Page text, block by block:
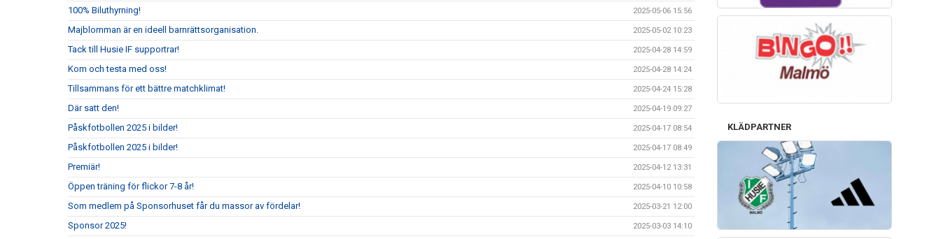
100% Biluthyrning! 2025-05-06 15:56
Majblomman är en ideell barnrättsorganisation. 2025-05-02 10:23
Tack till Husie IF supportrar! 2025-04-28 14:59
Kom och testa med oss! 2025-04-28 14:24
Tillsammans för ett bättre matchklimat! 2025-04-24 15:28
Där satt den! 2025-04-19 09:27
Påskfotbollen 2025 i bilder! 2025-04-17 08:54
Påskfotbollen 2025 i bilder! 2025-04-17 08:49
Premiär! 2025-04-12 13:31
Öppen träning för flickor 7-8 år! 2025-04-10 10:58
Som medlem på Sponsorhuset får du massor av fördelar! 2025-03-21 12:00
Sponsor 2025! 2025-03-03 14:10
KLÄDPARTNER